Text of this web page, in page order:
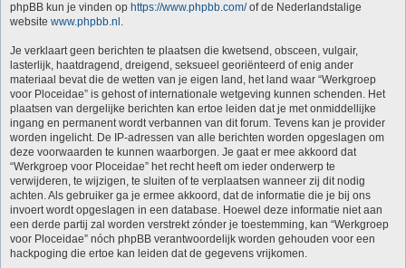
phpBB kun je vinden op https://www.phpbb.com/of de Nederlandstalige
website www.phpbb.nl .
Je verklaart geen berichten te plaatsen die kwetsend, obsceen, vulgair,
lasterlijk, haatdragend, dreigend, seksueel georiënteerd of enig ander
materiaal bevat die de wetten van je eigen land, het land waar “Werkgroep
voor Ploceidae” is gehost of internationale wetgeving kunnen schenden. Het
plaatsen van dergelijke berichten kan ertoe leiden dat je met onmiddellijke
ingang en permanent wordt verbannen van dit forum. Tevens kan je provider
worden ingelicht. De IP-adressen van alle berichten worden opgeslagen om
deze voorwaarden te kunnen waarborgen. Je gaat er mee akkoord dat
“Werkgroep voor Ploceidae” het recht heeft om ieder onderwerp te
verwijderen, te wijzigen, te sluiten of te verplaatsen wanneer zij dit nodig
achten. Als gebruiker ga je ermee akkoord, dat de informatie die je bij ons
invoert wordt opgeslagen in een database. Hoewel deze informatie niet aan
een derde partij zal worden verstrekt zónder je toestemming, kan “Werkgroep
voor Ploceidae” nóch phpBB verantwoordelijk worden gehouden voor een
hackpoging die ertoe kan leiden dat de gegevens vrijkomen.